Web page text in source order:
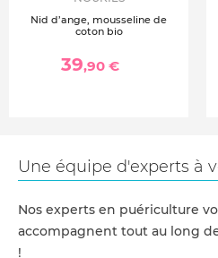
Nid d’ange, mousseline de
coton bio
39,90 €
Une équipe d'experts à
Nos experts en puériculture
accompagnent tout au long
!